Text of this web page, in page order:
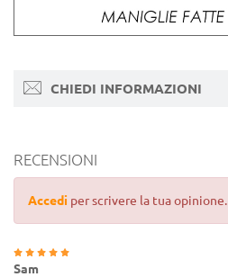
CHIEDI INFORMAZIONI
RECENSIONI
Accedi per scrivere la tua opinione.
Sam